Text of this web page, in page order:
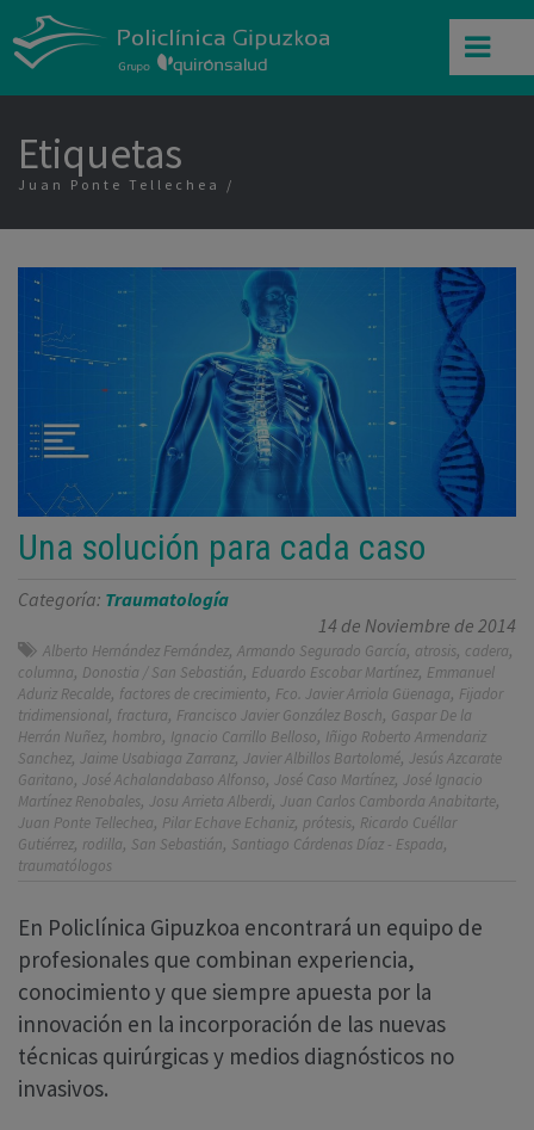
Etiquetas
Juan Ponte Tellechea
Una solución para cada caso
Categoría: Traumatología
14 de Noviembre de 2014
Alberto Hernández Fernández, Armando Segurado García, atrosis, cadera,
columna, Donostia / San Sebastián, Eduardo Escobar Martínez, Emmanuel
Aduriz Recalde, factores de crecimiento, Fco. Javier Arriola Güenaga, Fijador
tridimensional, fractura, Francisco Javier González Bosch, Gaspar De la
Herrán Nuñez, hombro, Ignacio Carrillo Belloso, Iñigo Roberto Armendariz
Sanchez, Jaime Usabiaga Zarranz, Javier Albillos Bartolomé, Jesús Azcarate
Garitano, José Achalandabaso Alfonso, José Caso Martínez, José Ignacio
Martínez Renobales, Josu Arrieta Alberdi, Juan Carlos Camborda Anabitarte,
Juan Ponte Tellechea, Pilar Echave Echaniz, prótesis, Ricardo Cuéllar
Gutiérrez, rodilla, San Sebastián, Santiago Cárdenas Díaz - Espada,
traumatólogos
En Policlínica Gipuzkoa encontrará un equipo de
profesionales que combinan experiencia,
conocimiento y que siempre apuesta por la
innovación en la incorporación de las nuevas
técnicas quirúrgicas y medios diagnósticos no
invasivos.